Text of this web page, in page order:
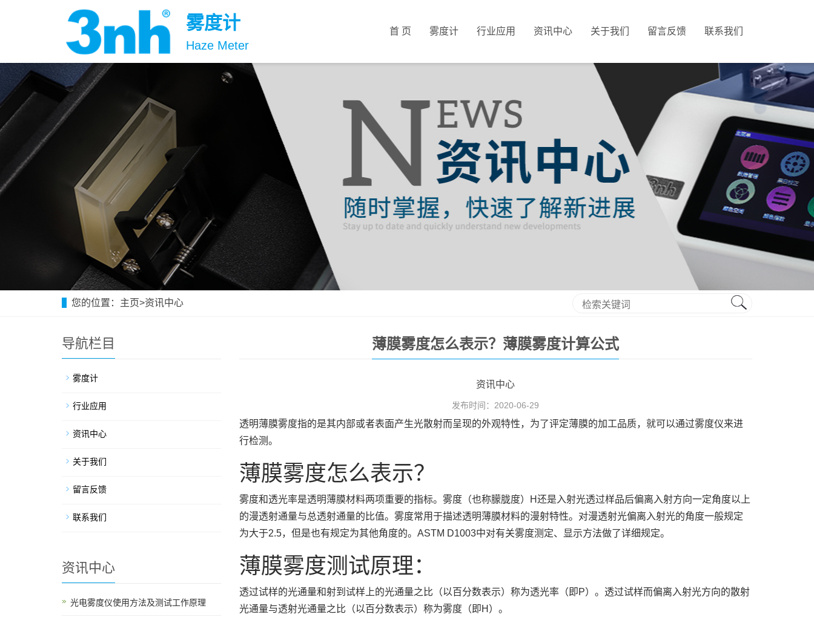
雾度计
Haze Meter
首 页 雾度计 行业应用 资讯中心 关于我们 留言反馈 联系我们
您的位置： 主页>资讯中心
薄膜雾度怎么表示？薄膜雾度计算公式
资讯中心
发布时间：2020-06-29
透明薄膜雾度指的是其内部或者表面产生光散射而呈现的外观特性，为了评定薄膜的加工品质，就可以通过雾度仪来进
行检测。
薄膜雾度怎么表示？
雾度和透光率是透明薄膜材料两项重要的指标。雾度（也称朦胧度）H还是入射光透过样品后偏离入射方向一定角度以上
的漫透射通量与总透射通量的比值。雾度常用于描述透明薄膜材料的漫射特性。对漫透射光偏离入射光的角度一般规定
为大于2.5，但是也有规定为其他角度的。ASTM D1003中对有关雾度测定、显示方法做了详细规定。
薄膜雾度测试原理：
透过试样的光通量和射到试样上的光通量之比（以百分数表示）称为透光率（即P）。透过试样而偏离入射光方向的散射
光通量与透射光通量之比（以百分数表示）称为雾度（即H）。
导航栏目
雾度计
行业应用
资讯中心
关于我们
留言反馈
联系我们
资讯中心
光电雾度仪使用方法及测试工作原理